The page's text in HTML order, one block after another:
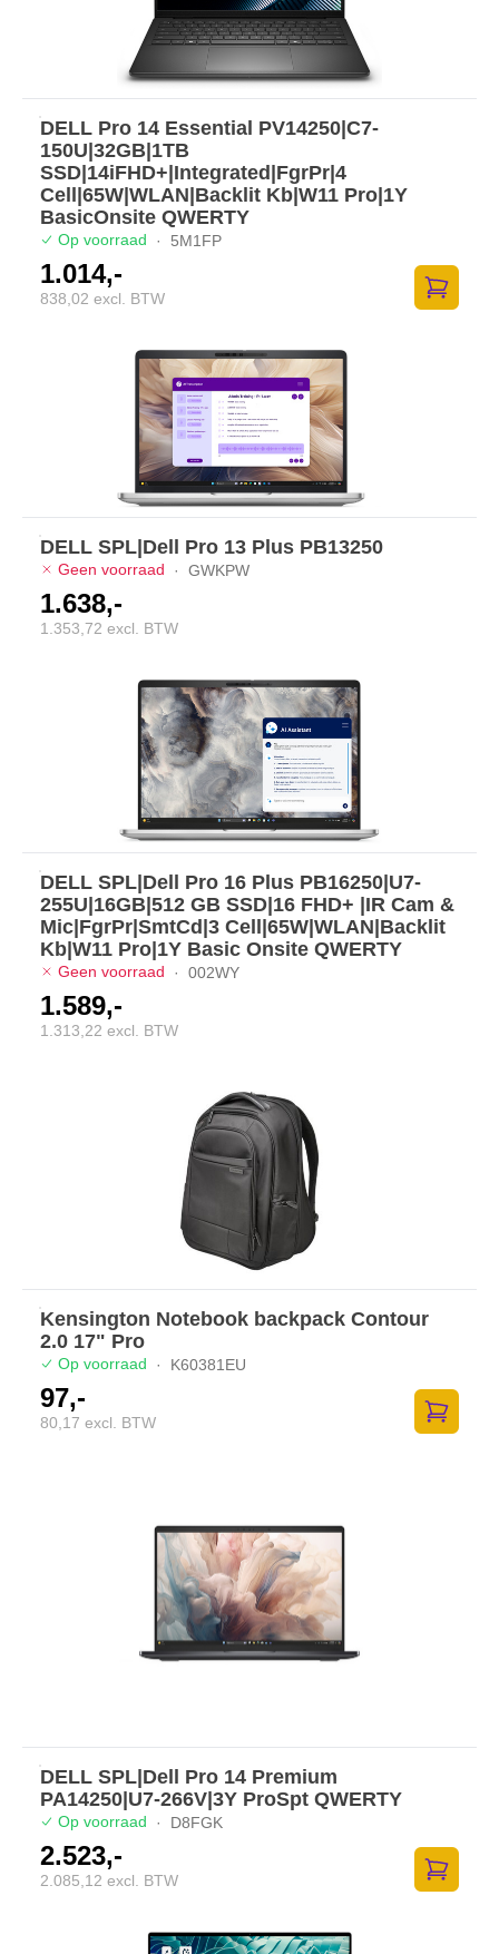
DELL Pro 14 Essential PV14250|C7-
150U|32GB|1TB
SSD|14iFHD+|Integrated|FgrPr|4
Cell|65W|WLAN|Backlit Kb|W11 Pro|1Y
BasicOnsite QWERTY
Op voorraad · 5M1FP
1.014,-
838,02 excl. BTW
DELL SPL|Dell Pro 13 Plus PB13250
Geen voorraad · GWKPW
1.638,-
1.353,72 excl. BTW
DELL SPL|Dell Pro 16 Plus PB16250|U7-
255U|16GB|512 GB SSD|16 FHD+ |IR Cam &
Mic|FgrPr|SmtCd|3 Cell|65W|WLAN|Backlit
Kb|W11 Pro|1Y Basic Onsite QWERTY
Geen voorraad · 002WY
1.589,-
1.313,22 excl. BTW
Kensington Notebook backpack Contour
2.0 17" Pro
Op voorraad · K60381EU
97,-
80,17 excl. BTW
DELL SPL|Dell Pro 14 Premium
PA14250|U7-266V|3Y ProSpt QWERTY
Op voorraad · D8FGK
2.523,-
2.085,12 excl. BTW